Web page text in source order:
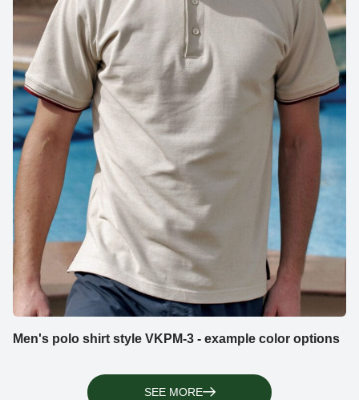
Men's polo shirt style VKPM-3 - example color options
SEE MORE